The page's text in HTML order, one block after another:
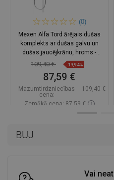
BUJ
Vai
(0)
Mexen Alfa Tord ārējais dušas
komplekts ar dušas galvu un
dušas jaucējkrānu, hroms -
745740200-00
109,40 € -19,94%
87,59 €
Mazumtirdzniecības
cena:
109,40 €
Zemākā cena: 87,59 €